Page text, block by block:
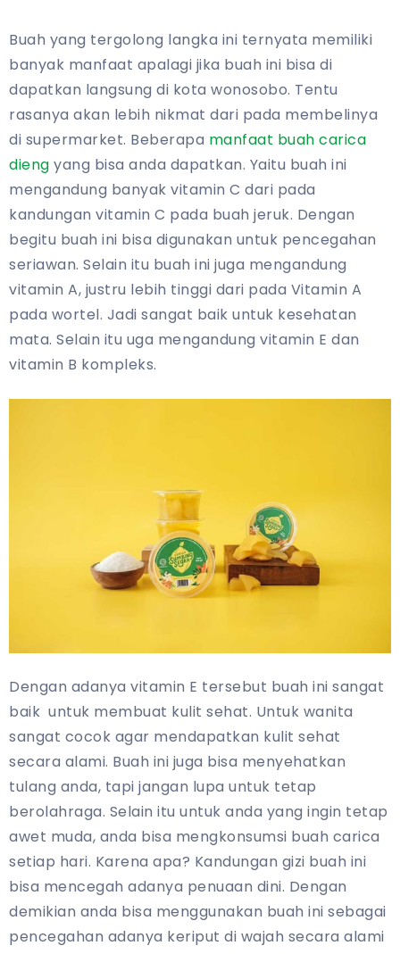
Buah yang tergolong langka ini ternyata memiliki
banyak manfaat apalagi jika buah ini bisa di
dapatkan langsung di kota wonosobo. Tentu
rasanya akan lebih nikmat dari pada membelinya
di supermarket. Beberapa manfaat buah carica
dieng yang bisa anda dapatkan. Yaitu buah ini
mengandung banyak vitamin C dari pada
kandungan vitamin C pada buah jeruk. Dengan
begitu buah ini bisa digunakan untuk pencegahan
seriawan. Selain itu buah ini juga mengandung
vitamin A, justru lebih tinggi dari pada Vitamin A
pada wortel. Jadi sangat baik untuk kesehatan
mata. Selain itu uga mengandung vitamin E dan
vitamin B kompleks.
Dengan adanya vitamin E tersebut buah ini sangat
baik untuk membuat kulit sehat. Untuk wanita
sangat cocok agar mendapatkan kulit sehat
secara alami. Buah ini juga bisa menyehatkan
tulang anda, tapi jangan lupa untuk tetap
berolahraga. Selain itu untuk anda yang ingin tetap
awet muda, anda bisa mengkonsumsi buah carica
setiap hari. Karena apa? Kandungan gizi buah ini
bisa mencegah adanya penuaan dini. Dengan
demikian anda bisa menggunakan buah ini sebagai
pencegahan adanya keriput di wajah secara alami